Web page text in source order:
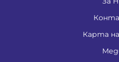
Карта